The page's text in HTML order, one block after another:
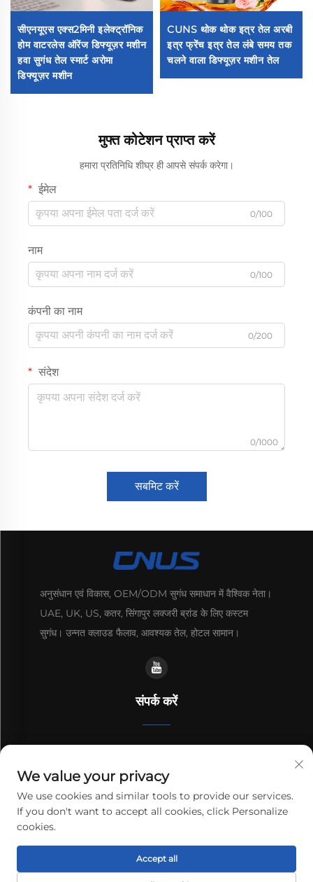
सीएनयूएस एक्स2मिनी इलेक्ट्रॉनिक
होम वाटरलेस ऑरेंज डिफ्यूज़र मशीन
हवा सुगंध तेल स्मार्ट अरोमा
डिफ्यूज़र मशीन
CUNS थोक थोक इत्र तेल अरबी
इत्र फ्रेंच इत्र तेल लंबे समय तक
चलने वाला डिफ्यूज़र मशीन तेल
मुफ्त कोटेशन प्राप्त करें
हमारा प्रतिनिधि शीघ्र ही आपसे संपर्क करेगा।
ईमेल
0/100
नाम
0/100
कंपनी का नाम
0/200
संदेश
0/1000
सबमिट करें
अनुसंधान एवं विकास, OEM/ODM सुगंध समाधान में वैश्विक नेता।
UAE, UK, US, कतर, सिंगापुर लक्जरी ब्रांड के लिए कस्टम
सुगंध। उन्नत क्लाउड फैलाव, आवश्यक तेल, होटल सामान।
संपर्क करें
+86-13192436782
[email protected]
कॉपीराइट © 2025 cnus tech (ग्वांगडोंग) co.,ltd. सभी अधिकार सुरक्षित।
We value your privacy
We use cookies and similar tools to provide our services.
If you don't want to accept all cookies, click Personalize
cookies.
Accept all